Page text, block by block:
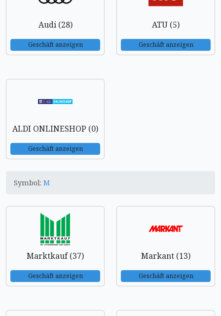
Audi (28)
Geschäft anzeigen
ATU (5)
Geschäft anzeigen
ALDI ONLINESHOP (0)
Geschäft anzeigen
Symbol: M
Marktkauf (37)
Geschäft anzeigen
Markant (13)
Geschäft anzeigen